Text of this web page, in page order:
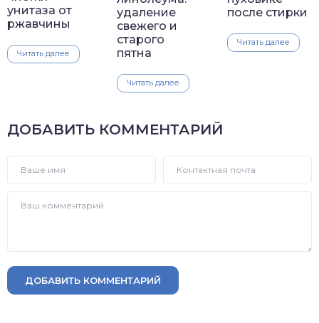
унитаза от
ржавчины
Читать далее
удаление
свежего и
старого
пятна
Читать далее
после стирки
Читать далее
ДОБАВИТЬ КОММЕНТАРИЙ
ДОБАВИТЬ КОММЕНТАРИЙ